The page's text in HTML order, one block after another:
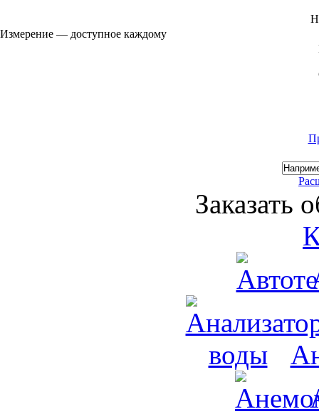
Измерение — доступное каждому
Заказать